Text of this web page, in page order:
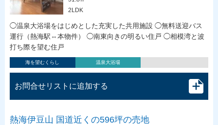
2LDK
◯温泉大浴場をはじめとした充実した共用施設 ◯無料送迎バス
運行（熱海駅⇔本物件） ◯南東向きの明るい住戸 ◯相模湾と波
打ち際を望む住戸
海を望むくらし 温泉大浴場
お問合せリストに追加する
熱海伊豆山 国道近くの596坪の売地